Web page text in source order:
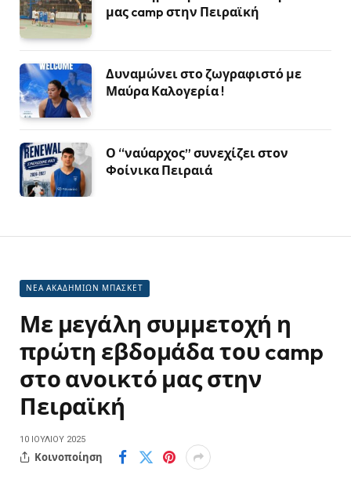
μας camp στην Πειραϊκή
Δυναμώνει στο ζωγραφιστό με
Μαύρα Καλογερία !
Ο “ναύαρχος” συνεχίζει στον
Φοίνικα Πειραιά
ΝΕΑ ΑΚΑΔΗΜΙΩΝ ΜΠΑΣΚΕΤ
Με μεγάλη συμμετοχή η
πρώτη εβδομάδα του camp
στο ανοικτό μας στην
Πειραϊκή
10 ΙΟΥΛΊΟΥ 2025
Κοινοποίηση